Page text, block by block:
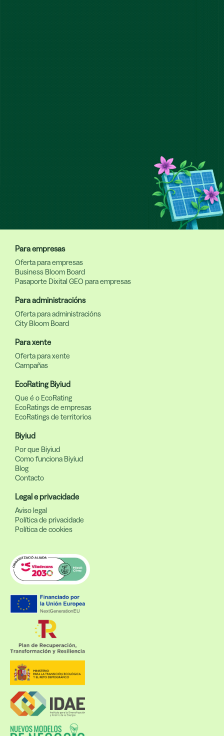
Para empresas
Oferta para empresas
Business Bloom Board
Pasaporte Dixital GEO para empresas
Para administracións
Oferta para administracións
City Bloom Board
Para xente
Oferta para xente
Campañas
EcoRating Biyiud
Que é o EcoRating
EcoRatings de empresas
EcoRatings de territorios
Biyiud
Por que Biyiud
Como funciona Biyiud
Blog
Contacto
Legal e privacidade
Aviso legal
Política de privacidade
Política de cookies